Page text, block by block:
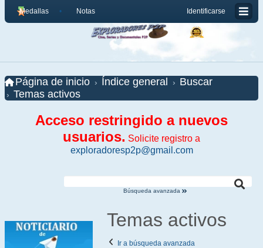
Identificarse
Medallas Notas
Página de inicio Índice general
Buscar
Temas activos
Acceso restringido a nuevos
usuarios. Solicite registro a
exploradoresp2p@gmail.com
Búsqueda avanzada
Temas activos
Ir a búsqueda avanzada